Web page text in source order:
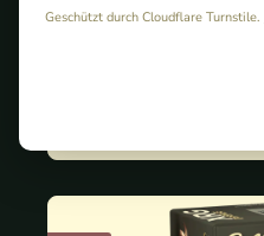
Geschützt durch Cloudflare Turnstile.